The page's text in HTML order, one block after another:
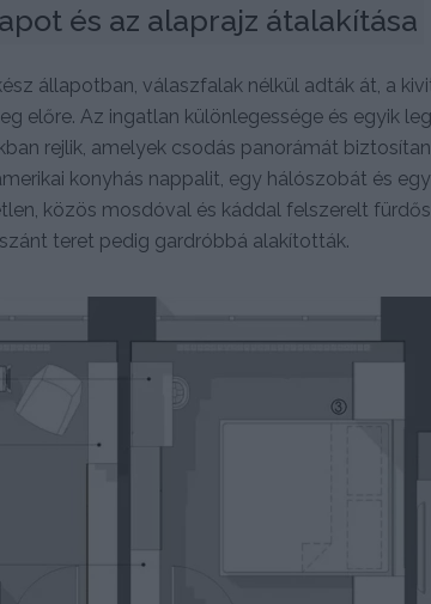
és az alaprajz átalakítása
állapotban, válaszfalak nélkül adták át, a
előre. Az ingatlan különlegessége és egyik
rejlik, amelyek csodás panorámát
konyhás nappalit, egy hálószobát és
közös mosdóval és káddal felszerelt
teret pedig gardróbbá alakították.